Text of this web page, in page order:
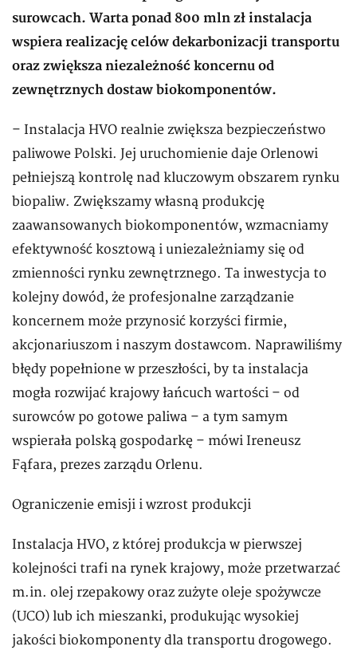
surowcach. Warta ponad 800 mln zł instalacja
wspiera realizację celów dekarbonizacji transportu
oraz zwiększa niezależność koncernu od
zewnętrznych dostaw biokomponentów.
– Instalacja HVO realnie zwiększa bezpieczeństwo
paliwowe Polski. Jej uruchomienie daje Orlenowi
pełniejszą kontrolę nad kluczowym obszarem rynku
biopaliw. Zwiększamy własną produkcję
zaawansowanych biokomponentów, wzmacniamy
efektywność kosztową i uniezależniamy się od
zmienności rynku zewnętrznego. Ta inwestycja to
kolejny dowód, że profesjonalne zarządzanie
koncernem może przynosić korzyści firmie,
akcjonariuszom i naszym dostawcom. Naprawiliśmy
błędy popełnione w przeszłości, by ta instalacja
mogła rozwijać krajowy łańcuch wartości – od
surowców po gotowe paliwa – a tym samym
wspierała polską gospodarkę – mówi Ireneusz
Fąfara, prezes zarządu Orlenu.
Ograniczenie emisji i wzrost produkcji
Instalacja HVO, z której produkcja w pierwszej
kolejności trafi na rynek krajowy, może przetwarzać
m.in. olej rzepakowy oraz zużyte oleje spożywcze
(UCO) lub ich mieszanki, produkując wysokiej
jakości biokomponenty dla transportu drogowego.